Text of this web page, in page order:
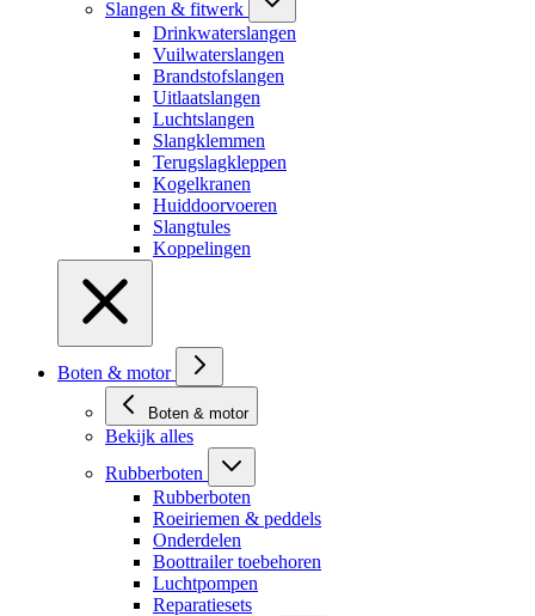
Slangen & fitwerk
Drinkwaterslangen
Vuilwaterslangen
Brandstofslangen
Uitlaatslangen
Luchtslangen
Slangklemmen
Terugslagkleppen
Kogelkranen
Huiddoorvoeren
Slangtules
Koppelingen
Boten & motor
Boten & motor
Bekijk alles
Rubberboten
Rubberboten
Roeiriemen & peddels
Onderdelen
Boottrailer toebehoren
Luchtpompen
Reparatiesets